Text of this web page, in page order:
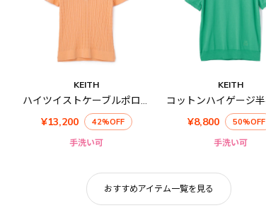
KEITH
ハイツイストケーブルポロカラーニット
¥13,200
42%OFF
手洗い可
KEITH
¥8,800
50%OFF
手洗い可
おすすめアイテム一覧を見る